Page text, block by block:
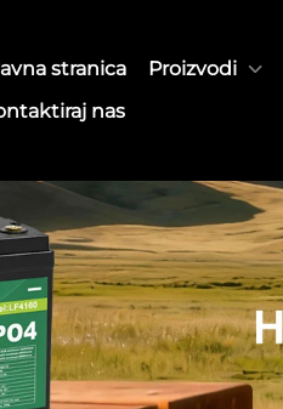
stranica Proizvodi
nas